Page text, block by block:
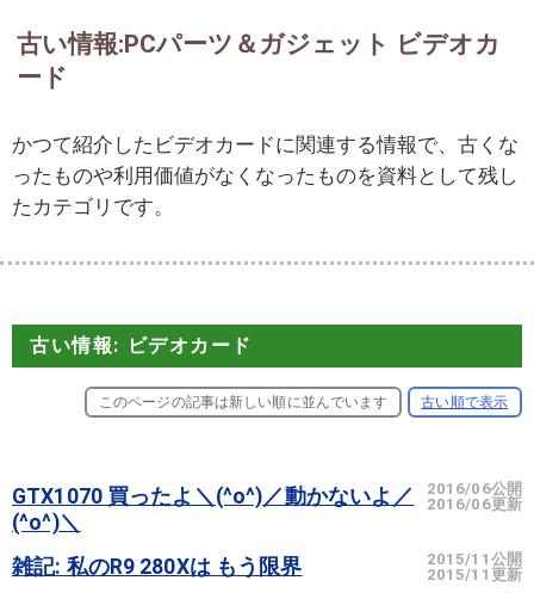
古い情報:PCパーツ＆ガジェット ビデオカ
ード
かつて紹介したビデオカードに関連する情報で、古くな
ったものや利用価値がなくなったものを資料として残し
たカテゴリです。
古い情報: ビデオカード
このページの記事は新しい順に並んでいます 古い順で表示
2016/06公開
2016/06更新
GTX1070 買ったよ＼(^o^)／動かないよ／
(^o^)＼
2015/11公開
2015/11更新
雑記: 私のR9 280Xは もう限界